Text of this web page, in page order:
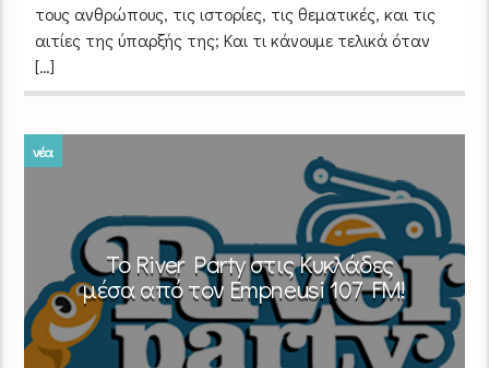
τους ανθρώπους, τις ιστορίες, τις θεματικές, και τις
αιτίες της ύπαρξής της; Και τι κάνουμε τελικά όταν
[…]
νέα
Το River Party στις Κυκλάδες
μέσα από τον Empneusi 107 FM!